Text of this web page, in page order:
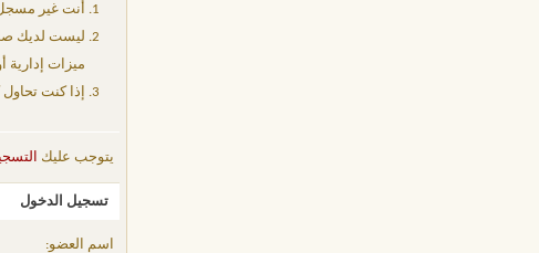
أنت غير
ليست لديك
ميزات إدارية
إذا كنت
يتوجب عليك
تسجيل الدخول
اسم العضو: